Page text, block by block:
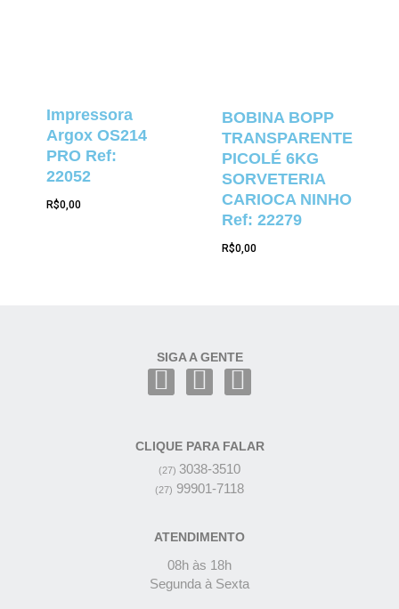
Impressora
Argox OS214
PRO Ref:
22052
R$0,00
BOBINA BOPP
TRANSPARENTE
PICOLÉ 6KG
SORVETERIA
CARIOCA NINHO
Ref: 22279
R$0,00
SIGA A GENTE
CLIQUE PARA FALAR
(27) 3038-3510
(27) 99901-7118
ATENDIMENTO
08h às 18h
Segunda à Sexta